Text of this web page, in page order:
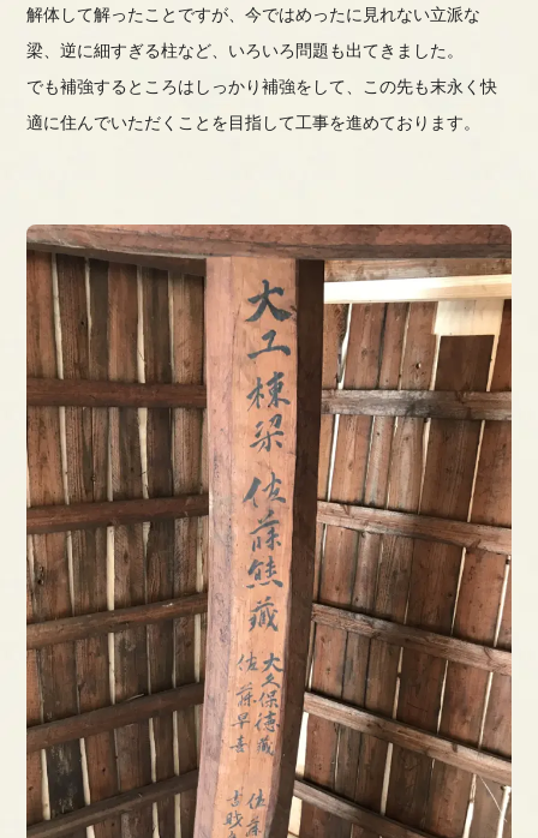
解体して解ったことですが、今ではめったに見れない立派な
梁、逆に細すぎる柱など、いろいろ問題も出てきました。
でも補強するところはしっかり補強をして、この先も末永く快
適に住んでいただくことを目指して工事を進めております。